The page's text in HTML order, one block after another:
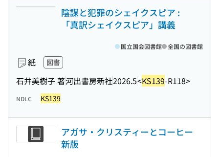
陰謀と犯罪のシェイクスピア :
「真訳シェイクスピア」講義
紙 図書
石井美樹子 著河出書房新社2026.5<KS139-R118>
国立国会図書館 全国の図書館
NDLC KS139
アガサ・クリスティーとコーヒー
新版